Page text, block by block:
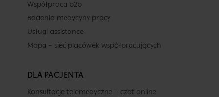
Współpraca b2b
Badania medycyny pracy
Usługi assistance
Mapa – sieć placówek współpracujących
DLA PACJENTA
Konsultacje telemedyczne – czat online